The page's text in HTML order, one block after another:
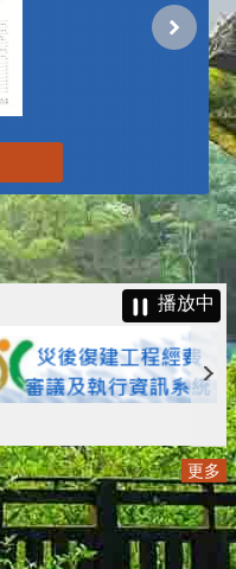
播放中
更多